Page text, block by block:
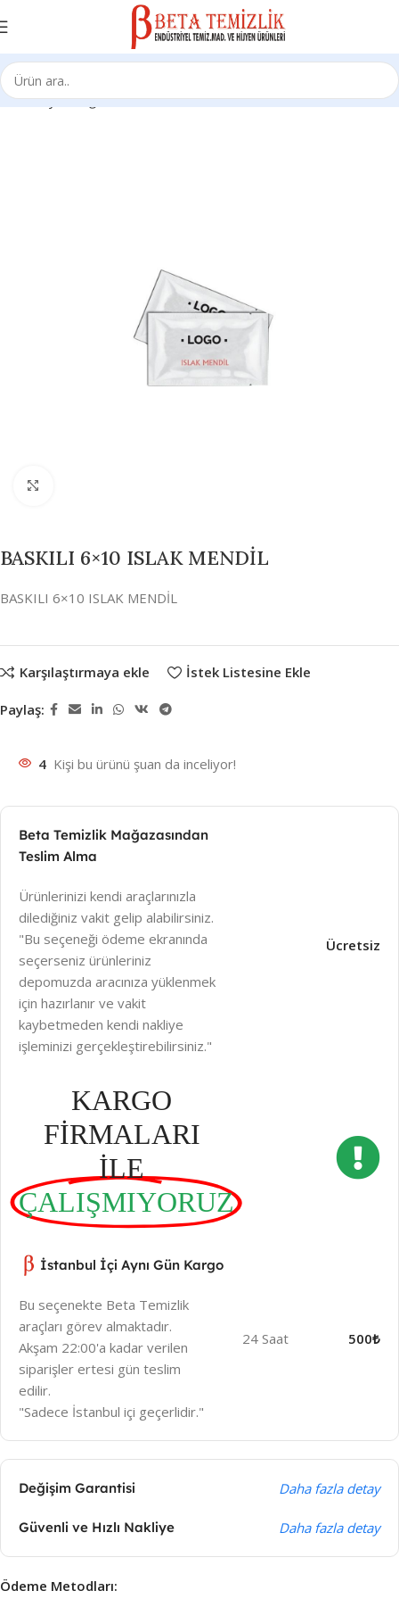
Ana Sayfa Kağıt Ürünleri Baskılı Islak Mendil
BASKILI 6×10 ISLAK MENDİL
BASKILI 6×10 ISLAK MENDİL
Karşılaştırmaya ekle İstek Listesine Ekle
Paylaş:
4 Kişi bu ürünü şuan da inceliyor!
Beta Temizlik Mağazasından
Teslim Alma
Ürünlerinizi kendi araçlarınızla
dilediğiniz vakit gelip alabilirsiniz.
"Bu seçeneği ödeme ekranında
seçerseniz ürünleriniz
depomuzda aracınıza yüklenmek
için hazırlanır ve vakit
kaybetmeden kendi nakliye
işleminizi gerçekleştirebilirsiniz."
Ücretsiz
KARGO
FİRMALARI
İLE
ÇALIŞMIYORUZ
İstanbul İçi Aynı Gün Kargo
Bu seçenekte Beta Temizlik
araçları görev almaktadır.
Akşam 22:00'a kadar verilen
siparişler ertesi gün teslim
edilir.
"Sadece İstanbul içi geçerlidir."
24 Saat 500₺
Değişim Garantisi Daha fazla detay
Güvenli ve Hızlı Nakliye Daha fazla detay
Ödeme Metodları: